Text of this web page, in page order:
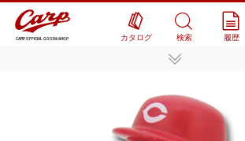
CARP OFFICIAL GOODS SHOP カタログ 検索 履歴